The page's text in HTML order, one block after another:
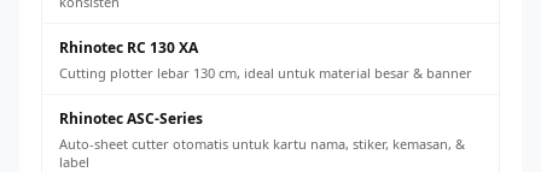
Rhinotec RC 130 XA
Cutting plotter lebar 130 cm, ideal untuk material besar & banner
Rhinotec ASC-Series
Auto-sheet cutter otomatis untuk kartu nama, stiker, kemasan, &
label